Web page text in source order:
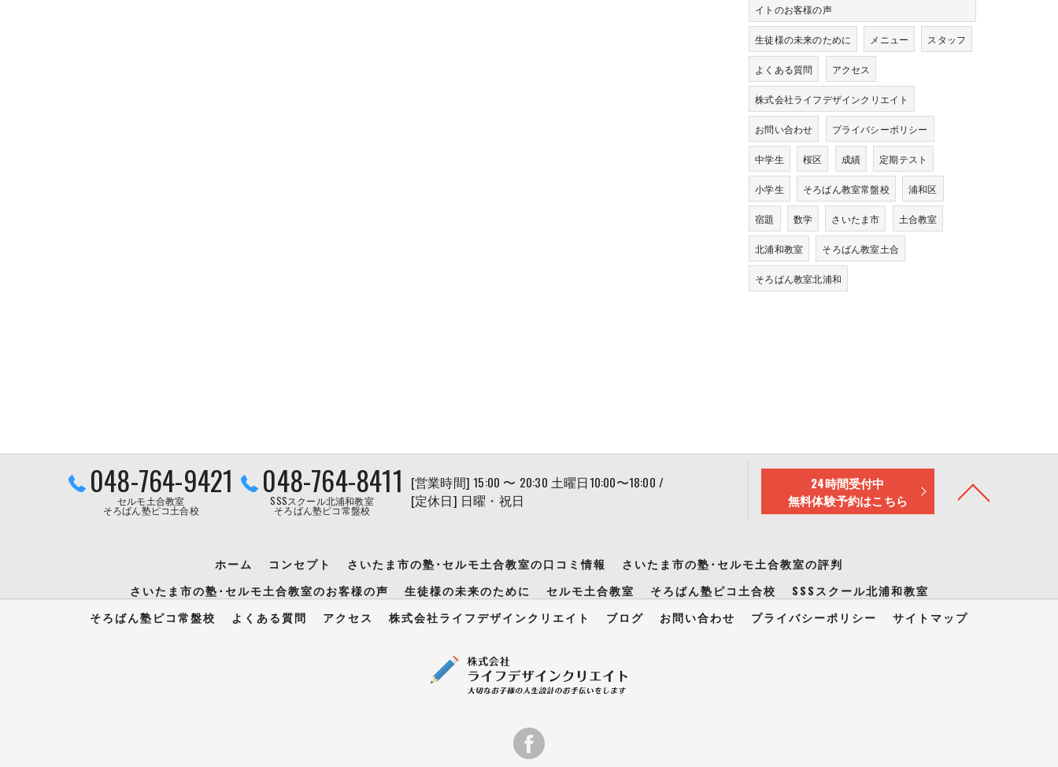
イトのお客様の声
生徒様の未来のために メニュー スタッフ
よくある質問 アクセス
株式会社ライフデザインクリエイト
お問い合わせ プライバシーポリシー
中学生 桜区 成績 定期テスト
小学生 そろばん教室常盤校 浦和区
宿題 数学 さいたま市 土合教室
北浦和教室 そろばん教室土合
そろばん教室北浦和
048-764-9421
セルモ土合教室
そろばん塾ピコ土合校
048-764-8411
SSSスクール北浦和教室
そろばん塾ピコ常盤校
[営業時間] 15:00 〜 20:30 土曜日10:00〜18:00 /
[定休日] 日曜・祝日
24時間受付中
無料体験予約はこちら
ホーム コンセプト さいたま市の塾･セルモ土合教室の口コミ情報
さいたま市の塾･セルモ土合教室の評判
さいたま市の塾･セルモ土合教室のお客様の声
生徒様の未来のために セルモ土合教室 そろばん塾ピコ土合校
SSSスクール北浦和教室
そろばん塾ピコ常盤校
よくある質問 アクセス 株式会社ライフデザインクリエイト ブログ お問い合わせ プライバシーポリシー サイトマップ